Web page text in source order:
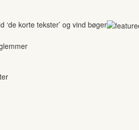
‘de korte tekster’ og vind bøger